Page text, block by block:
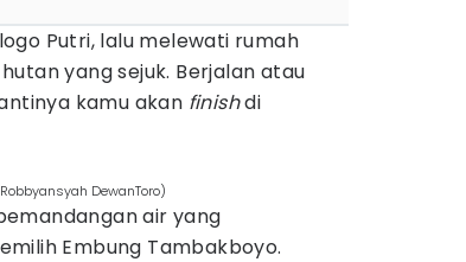
Putri, lalu melewati rumah
yang sejuk. Berjalan atau
kamu akan finishdi
DewanToro)
air yang
Embung Tambakboyo.